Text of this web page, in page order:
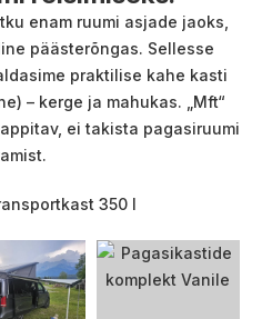
enam ruumi asjade jaoks,
päästerõngas. Sellesse
praktilise kahe kasti
– kerge ja mahukas. „Mft“
ei takista pagasiruumi
350 l